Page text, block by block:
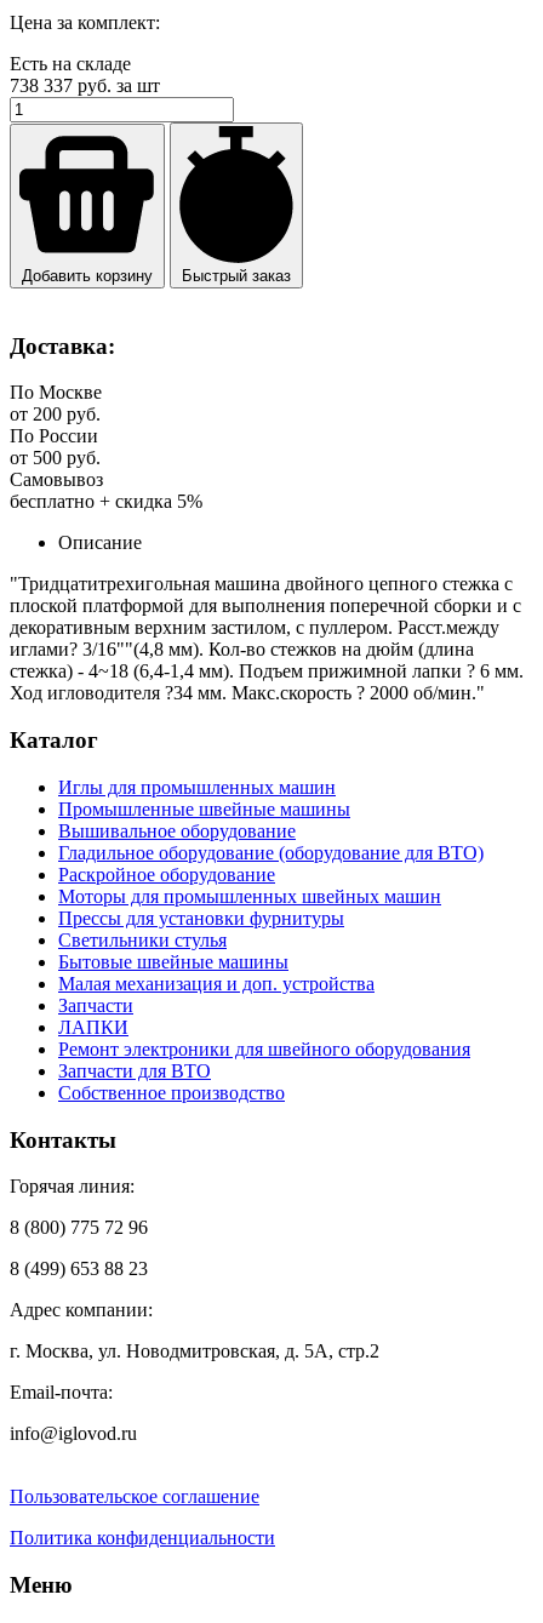
Цена за комплект:
Есть на складе
738 337 руб. за шт
Добавить корзину Быстрый заказ
Доставка:
По Москве
от 200 руб.
По России
от 500 руб.
Самовывоз
бесплатно + скидка 5%
Описание
"Тридцатитрехигольная машина двойного цепного стежка с
плоской платформой для выполнения поперечной сборки и с
декоративным верхним застилом, с пуллером. Расст.между
иглами? 3/16""(4,8 мм). Кол-во стежков на дюйм (длина
стежка) - 4~18 (6,4-1,4 мм). Подъем прижимной лапки ? 6 мм.
Ход игловодителя ?34 мм. Макс.скорость ? 2000 об/мин."
Каталог
Иглы для промышленных машин
Промышленные швейные машины
Вышивальное оборудование
Гладильное оборудование (оборудование для ВТО)
Раскройное оборудование
Моторы для промышленных швейных машин
Прессы для установки фурнитуры
Светильники стулья
Бытовые швейные машины
Малая механизация и доп. устройства
Запчасти
ЛАПКИ
Ремонт электроники для швейного оборудования
Запчасти для ВТО
Собственное производство
Контакты
Горячая линия:
8 (800) 775 72 96
8 (499) 653 88 23
Адрес компании:
г. Москва, ул. Новодмитровская, д. 5А, стр.2
Email-почта:
info@iglovod.ru
Пользовательское соглашение
Политика конфиденциальности
Меню